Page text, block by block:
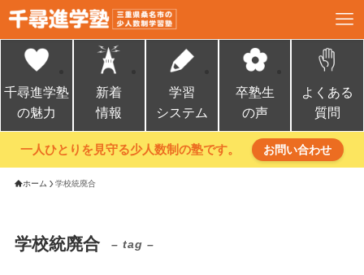
千尋進学塾
の魅力
新着
情報
学習
システム
卒塾生
の声
よくある
質問
一人ひとりを見守る少人数制の塾です。 お問い合わせ
ホーム 学校統廃合
学校統廃合 – tag –